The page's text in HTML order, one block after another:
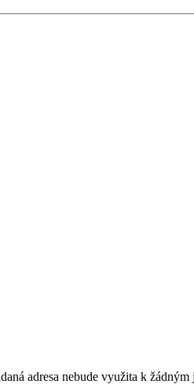
adresa nebude využita k